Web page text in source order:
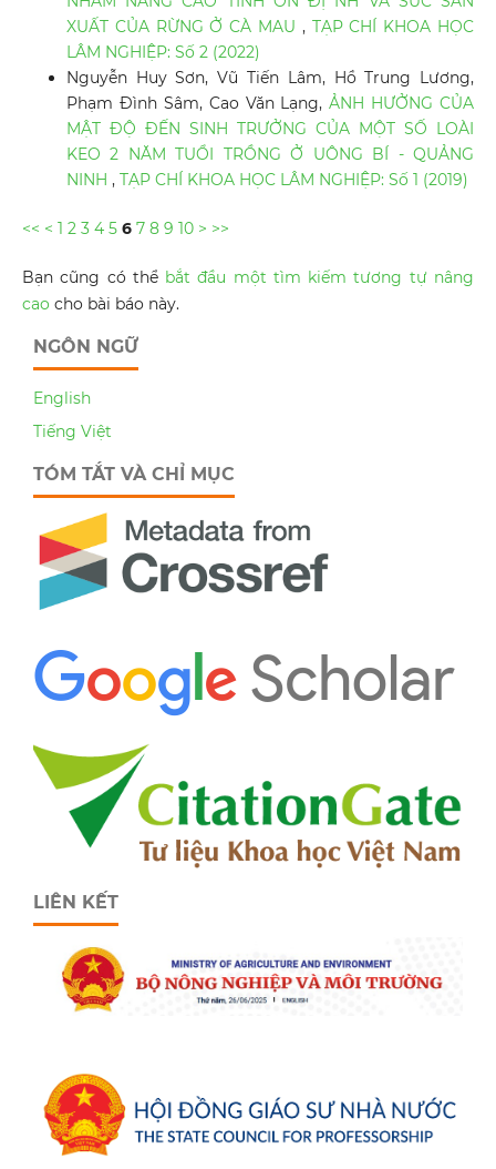
XUẤT CỦA RỪNG Ở CÀ MAU , TẠP CHÍ KHOA HỌC
LÂM NGHIỆP: Số 2 (2022)
Nguyễn Huy Sơn, Vũ Tiến Lâm, Hồ Trung Lương,
Phạm Đình Sâm, Cao Văn Lạng,ẢNH HƯỞNG CỦA
MẬT ĐỘ ĐẾN SINH TRƯỞNG CỦA MỘT SỐ LOÀI
KEO 2 NĂM TUỔI TRỒNG Ở UÔNG BÍ - QUẢNG
NINH , TẠP CHÍ KHOA HỌC LÂM NGHIỆP: Số 1 (2019)
<< < 1 2 3 4 5 6 7 8 9 10 > >>
Bạn cũng có thể bắt đầu một tìm kiếm tương tự nâng
cao cho bài báo này.
NGÔN NGỮ
English
Tiếng Việt
TÓM TẮT VÀ CHỈ MỤC
LIÊN KẾT